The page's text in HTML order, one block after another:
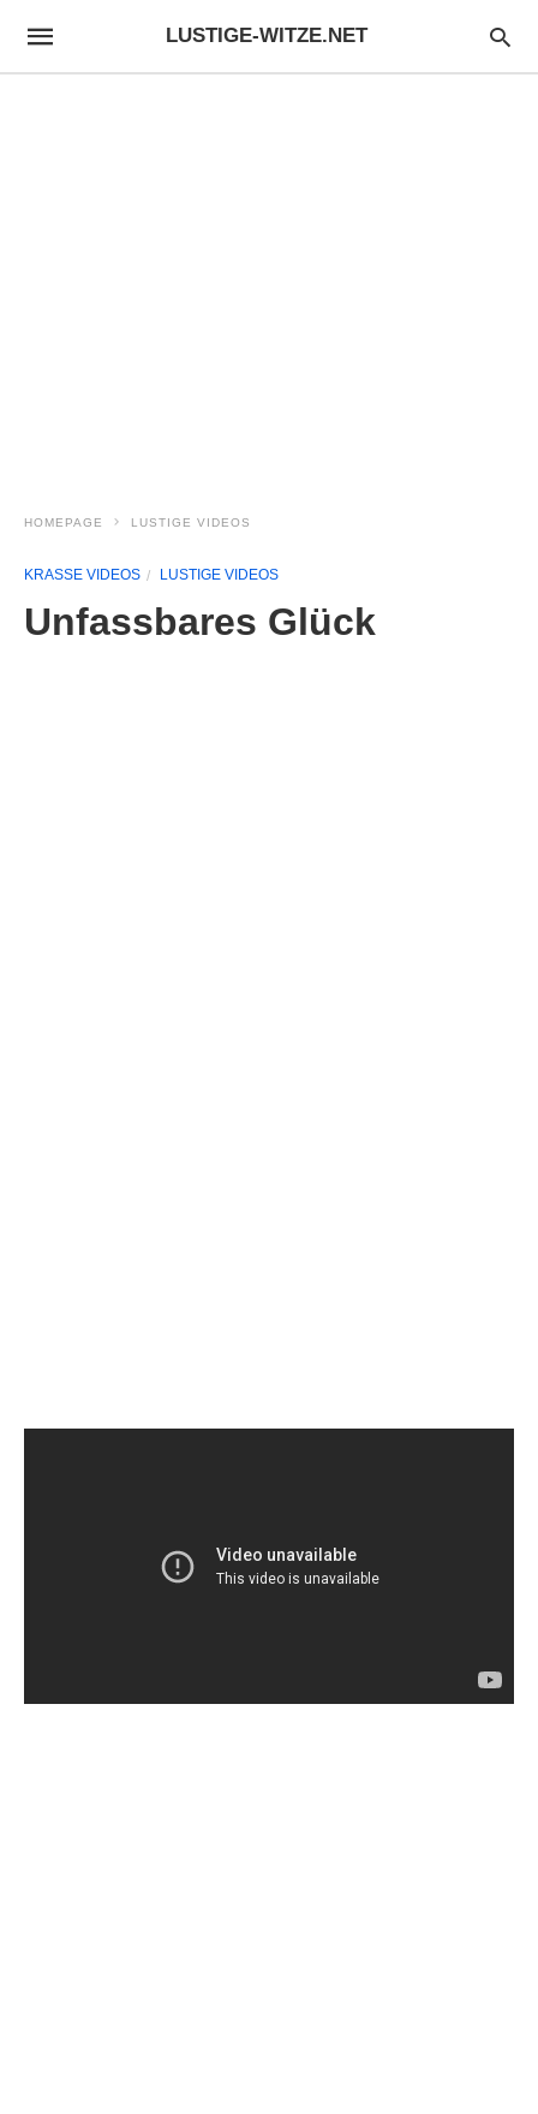
LUSTIGE-WITZE.NET
HOMEPAGE LUSTIGE VIDEOS
KRASSE VIDEOS LUSTIGE VIDEOS
Unfassbares Glück